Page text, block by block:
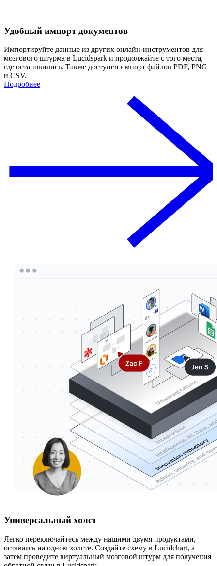
Удобный импорт документов
Импортируйте данные из других онлайн-инструментов для
мозгового штурма в Lucidspark и продолжайте с того места,
где остановились. Также доступен импорт файлов PDF, PNG
и CSV.
Подробнее
Универсальный холст
Легко переключайтесь между нашими двумя продуктами,
оставаясь на одном холсте. Создайте схему в Lucidchart, а
затем проведите виртуальный мозговой штурм для получения